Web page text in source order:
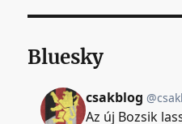
Bluesky